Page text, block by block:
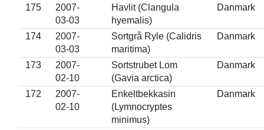
175
2007-
03-03
Havlit (Clangula
hyemalis)
Danmark
174
2007-
03-03
Sortgrå Ryle (Calidris
maritima)
Danmark
173
2007-
02-10
Sortstrubet Lom
(Gavia arctica)
Danmark
172
2007-
02-10
Enkeltbekkasin
(Lymnocryptes
minimus)
Danmark